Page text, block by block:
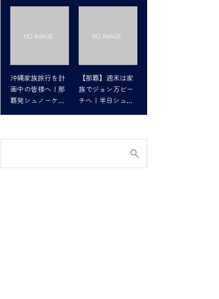
沖縄家族旅行を計
画中の皆様へ！那
覇発シュノーケリ
【那覇】週末は家
族でジョン万ビー
チへ！半日シュノ